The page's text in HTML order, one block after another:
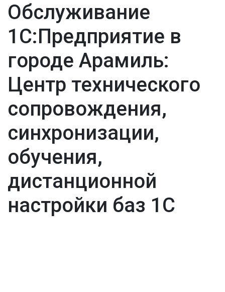
Обслуживание
1С:Предприятие в
городе Арамиль:
Центр технического
сопровождения,
синхронизации,
обучения,
дистанционной
настройки баз 1С